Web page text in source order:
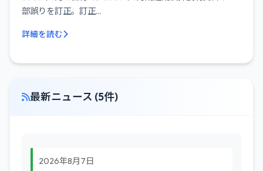
部誤りを訂正。訂正...
詳細を読む
最新ニュース (5件)
2026年8月7日